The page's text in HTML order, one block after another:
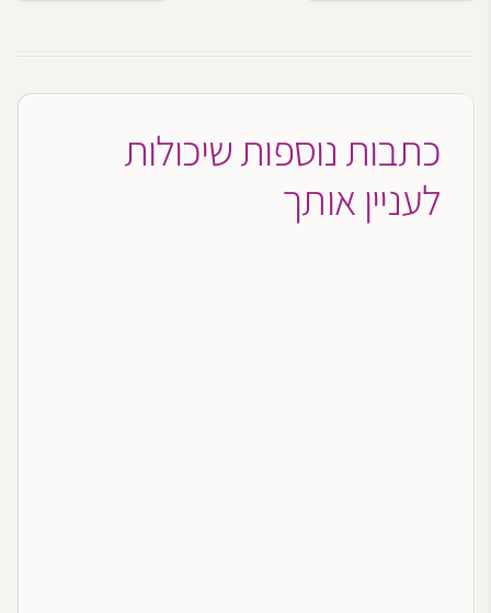
כתבות נוספות שיכולות
לעניין אותך